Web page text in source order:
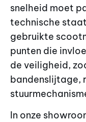
snelheid moet
technische
gebruikte
punten die
de veiligheid,
bandenslijtage,
In onze